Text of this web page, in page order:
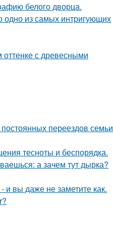
белого дворца.
одно из самых интригующих
с древесными
переездов семьи
тесноты и беспорядка.
а зачем тут дырка?
вы даже не заметите как.